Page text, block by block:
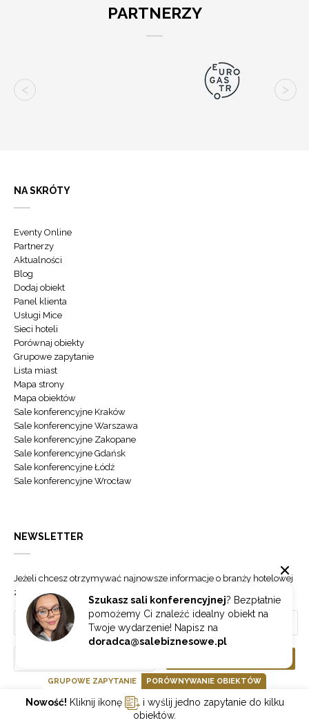
PARTNERZY
Szukasz sali konferencyjnej? Bezpłatnie
pomożemy Ci znaleźć idealny obiekt na
Twoje wydarzenie! Napisz na
doradca@salebiznesowe.pl
NA SKRÓTY
Eventy Online
Partnerzy
Aktualności
Blog
Dodaj obiekt
Panel klienta
Usługi Mice
Sieci hoteli
Porównaj obiekty
Grupowe zapytanie
Lista miast
Mapa strony
Mapa obiektów
Sale konferencyjne Kraków
Sale konferencyjne Warszawa
Sale konferencyjne Zakopane
Sale konferencyjne Gdańsk
Sale konferencyjne Łódź
Sale konferencyjne Wrocław
NEWSLETTER
Jeżeli chcesz otrzymywać najnowsze informacje o branży hotelowej
zapisz się do naszego newslettera.
GOONLINE.PL SPÓŁKA Z OGRANICZONĄ ODPOWIEDZIALNOŚCIĄ SP.K.
GRUPOWE ZAPYTANIE PORÓWNYWANIE OBIEKTÓW
Nowość! Kliknij ikonę
i wyślij jedno zapytanie do kilku
obiektów.